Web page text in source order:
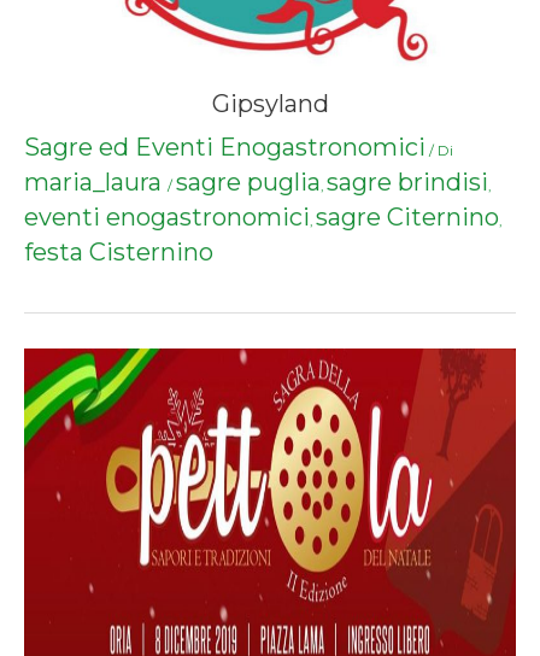
Gipsyland
Sagre ed Eventi Enogastronomici / Di
maria_laura / sagre puglia, sagre brindisi,
eventi enogastronomici, sagre Citernino,
festa Cisternino